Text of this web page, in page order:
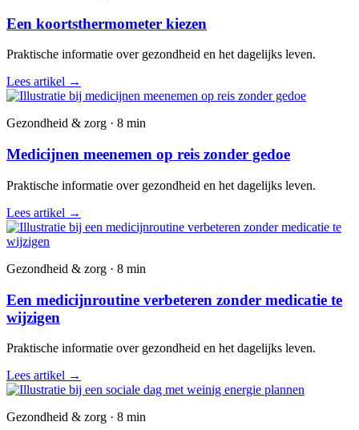
Een koortsthermometer kiezen
Praktische informatie over gezondheid en het dagelijks leven.
Lees artikel →
Gezondheid & zorg · 8 min
Medicijnen meenemen op reis zonder gedoe
Praktische informatie over gezondheid en het dagelijks leven.
Lees artikel →
Gezondheid & zorg · 8 min
Een medicijnroutine verbeteren zonder medicatie te
wijzigen
Praktische informatie over gezondheid en het dagelijks leven.
Lees artikel →
Gezondheid & zorg · 8 min